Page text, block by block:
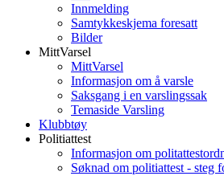
Innmelding
Samtykkeskjema foresatt
Bilder
MittVarsel
MittVarsel
Informasjon om å varsle
Saksgang i en varslingssak
Temaside Varsling
Klubbtøy
Politiattest
Informasjon om
Søknad om politiattest - steg